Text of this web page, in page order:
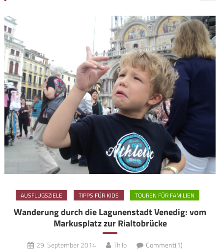
AUSFLUGSZIELE TIPPS FÜR KIDS TOUREN FÜR FAMILIEN
Wanderung durch die Lagunenstadt Venedig: vom
Markusplatz zur Rialtobrücke
29. September 2014 Thilo Comment(1)